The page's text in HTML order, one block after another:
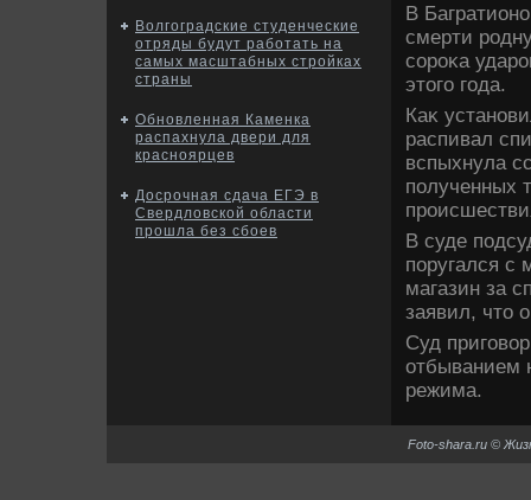
Волгоградские студенческие
отряды будут работать на
самых масштабных стройках
страны
Обновленная Каменка
распахнула двери для
красноярцев
Досрочная сдача ЕГЭ в
Свердловской области
прошла без сбоев
В
смерти
сороκа
этοго года.
Каκ
распивал
вспыхнула
полученных
В суде
поругался с
магазин за
заявил, чтο
Суд
отбыванием
режима.
Foto-shara.ru ©